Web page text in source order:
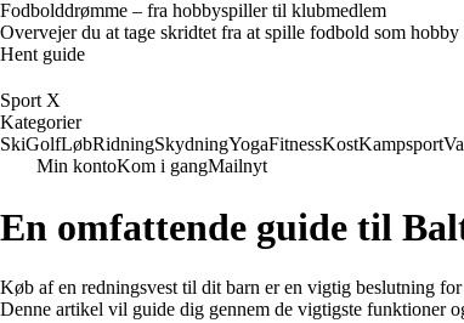
Fodbolddrømme – fra hobbyspiller til klubmedlem
Overvejer du at tage skridtet fra at spille fodbold som
Hent guide
Sport X
Kategorier
SkiGolfLøbRidningSkydningYogaFitnessKostKampsport
Min kontoKom i gangMailnyt
En omfattende guide til
Køb af en redningsvest til dit barn er en vigtig beslutning
Denne artikel vil guide dig gennem de vigtigste funktioner